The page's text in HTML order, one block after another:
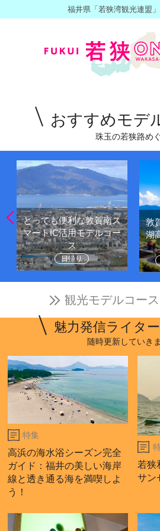
福井県「若狭湾観光連盟
おすすめモデ
珠玉の若狭路め
とっても便利な敦賀南ス
マートIC活用モデルコー
ス
日帰り
敦
湖
観光モデルコー
魅力発信ライタ
随時更新していき
特集
高浜の海水浴シーズン完全
ガイド：福井の美しい海岸
線と透き通る海を満喫しよ
う！
若狭
サン